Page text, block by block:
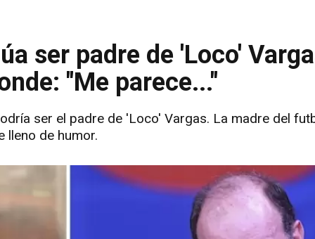
ser padre de 'Loco'
"Me parece..."
ser el padre de 'Loco' Vargas. La madre del
lleno de humor.